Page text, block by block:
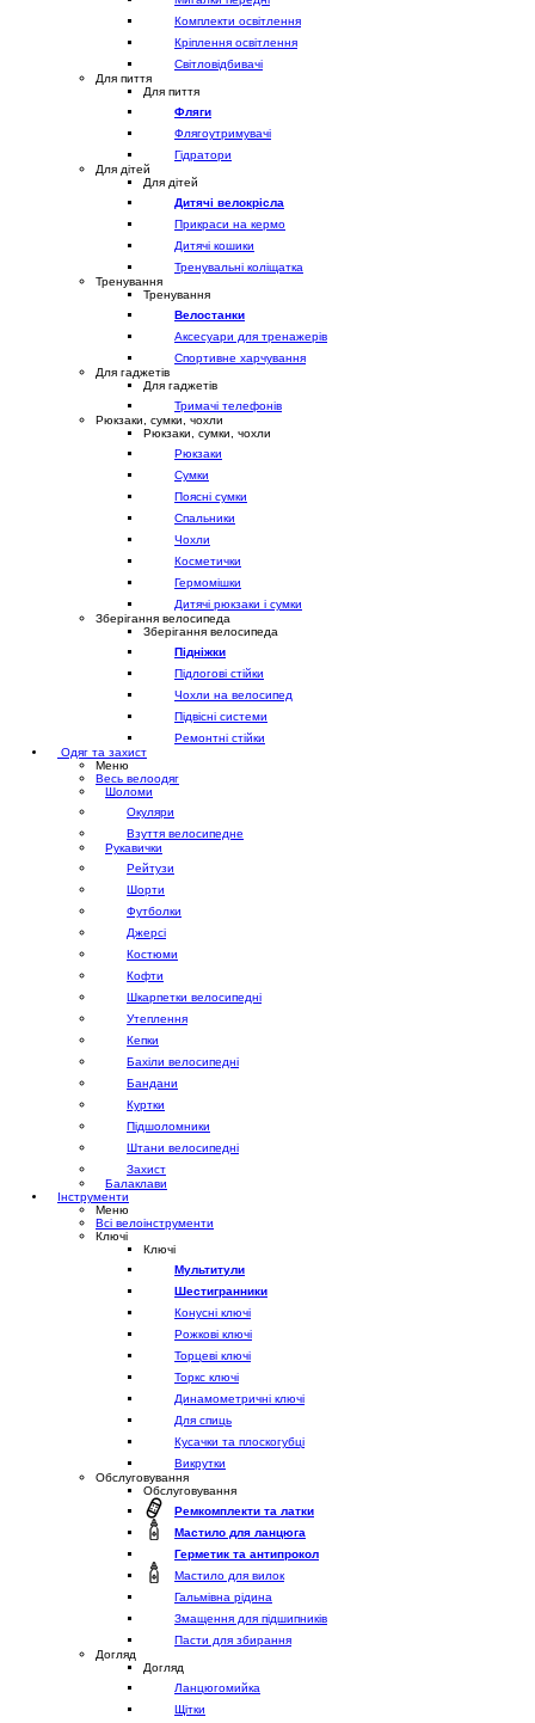
Комплекти освітлення
Кріплення освітлення
Світловідбивачі
Для пиття
Для пиття
Фляги
Флягоутримувачі
Гідратори
Для дітей
Для дітей
Дитячі велокрісла
Прикраси на кермо
Дитячі кошики
Тренувальні коліщатка
Тренування
Тренування
Велостанки
Аксесуари для тренажерів
Спортивне харчування
Для гаджетів
Для гаджетів
Тримачі телефонів
Рюкзаки, сумки, чохли
Рюкзаки, сумки, чохли
Рюкзаки
Сумки
Поясні сумки
Спальники
Чохли
Косметички
Гермомішки
Дитячі рюкзаки і сумки
Зберігання велосипеда
Зберігання велосипеда
Підніжки
Підлогові стійки
Чохли на велосипед
Підвісні системи
Ремонтні стійки
Одяг та захист
Меню
Весь велоодяг
Шоломи
Окуляри
Взуття велосипедне
Рукавички
Рейтузи
Шорти
Футболки
Джерсі
Костюми
Кофти
Шкарпетки велосипедні
Утеплення
Кепки
Бахіли велосипедні
Бандани
Куртки
Підшоломники
Штани велосипедні
Захист
Балаклави
Інструменти
Меню
Всі велоінструменти
Ключі
Ключі
Мультитули
Шестигранники
Конусні ключі
Рожкові ключі
Торцеві ключі
Торкс ключі
Динамометричні ключі
Для спиць
Кусачки та плоскогубці
Викрутки
Обслуговування
Обслуговування
Ремкомплекти та латки
Мастило для ланцюга
Герметик та антипрокол
Мастило для вилок
Гальмівна рідина
Змащення для підшипників
Пасти для збирання
Догляд
Догляд
Ланцюгомийка
Щітки